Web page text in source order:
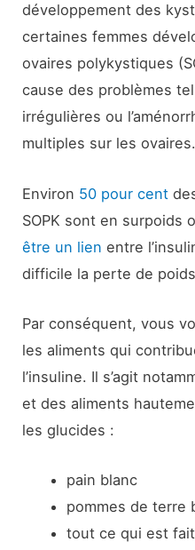
développement des
certaines femmes
ovaires polykystiques
cause des problèmes
irrégulières ou
multiples sur les ovaires.
Environ 50 pour cent
SOPK sont en surpoids
être un lien entre
difficile la perte de
Par conséquent, vous
les aliments qui
l’insuline. Il s’agit
et des aliments
les glucides :
pain blanc
pommes de terre
tout ce qui est